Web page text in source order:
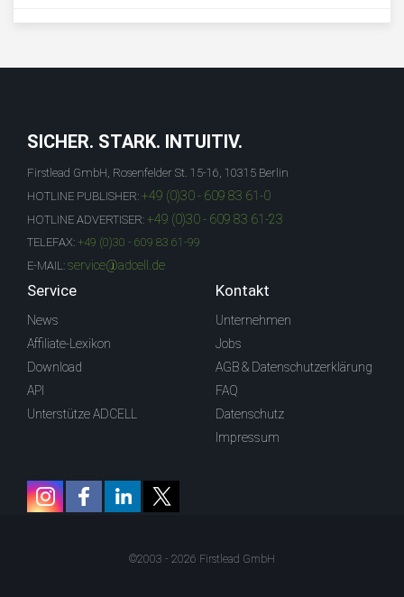
SICHER. STARK. INTUITIV.
Firstlead GmbH, Rosenfelder St. 15-16, 10315 Berlin
HOTLINE PUBLISHER: +49 (0)30 - 609 83 61-0
HOTLINE ADVERTISER: +49 (0)30 - 609 83 61-23
TELEFAX: +49 (0)30 - 609 83 61-99
E-MAIL: service@adcell.de
Service
News
Affiliate-Lexikon
Download
API
Unterstütze ADCELL
Kontakt
Unternehmen
Jobs
AGB & Datenschutzerklärung
FAQ
Datenschutz
Impressum
©2003 - 2026 Firstlead GmbH